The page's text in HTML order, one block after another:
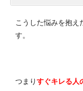
こうした悩みを抱え
す。
つまりすぐキレる人